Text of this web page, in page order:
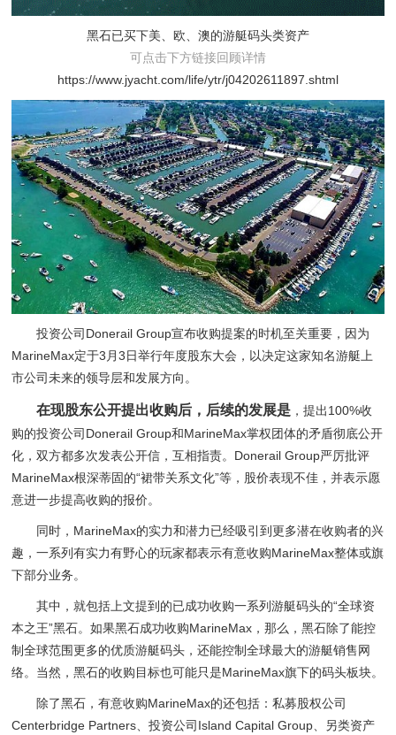
黑石已买下美、欧、澳的游艇码头类资产
可点击下方链接回顾详情
https://www.jyacht.com/life/ytr/j04202611897.shtml
投资公司Donerail Group宣布收购提案的时机至关重要，因为
MarineMax定于3月3日举行年度股东大会，以决定这家知名游艇上
市公司未来的领导层和发展方向。
在现股东公开提出收购后，后续的发展是 ，提出100%收
购的投资公司Donerail Group和MarineMax掌权团体的矛盾彻底公开
化，双方都多次发表公开信，互相指责。Donerail Group严厉批评
MarineMax根深蒂固的“裙带关系文化”等，股价表现不佳，并表示愿
意进一步提高收购的报价。
同时，MarineMax的实力和潜力已经吸引到更多潜在收购者的兴
趣，一系列有实力有野心的玩家都表示有意收购MarineMax整体或旗
下部分业务。
其中，就包括上文提到的已成功收购一系列游艇码头的“全球资
本之王”黑石。如果黑石成功收购MarineMax，那么，黑石除了能控
制全球范围更多的优质游艇码头，还能控制全球最大的游艇销售网
络。当然，黑石的收购目标也可能只是MarineMax旗下的码头板块。
除了黑石，有意收购MarineMax的还包括：私募股权公司
Centerbridge Partners、投资公司Island Capital Group、另类资产